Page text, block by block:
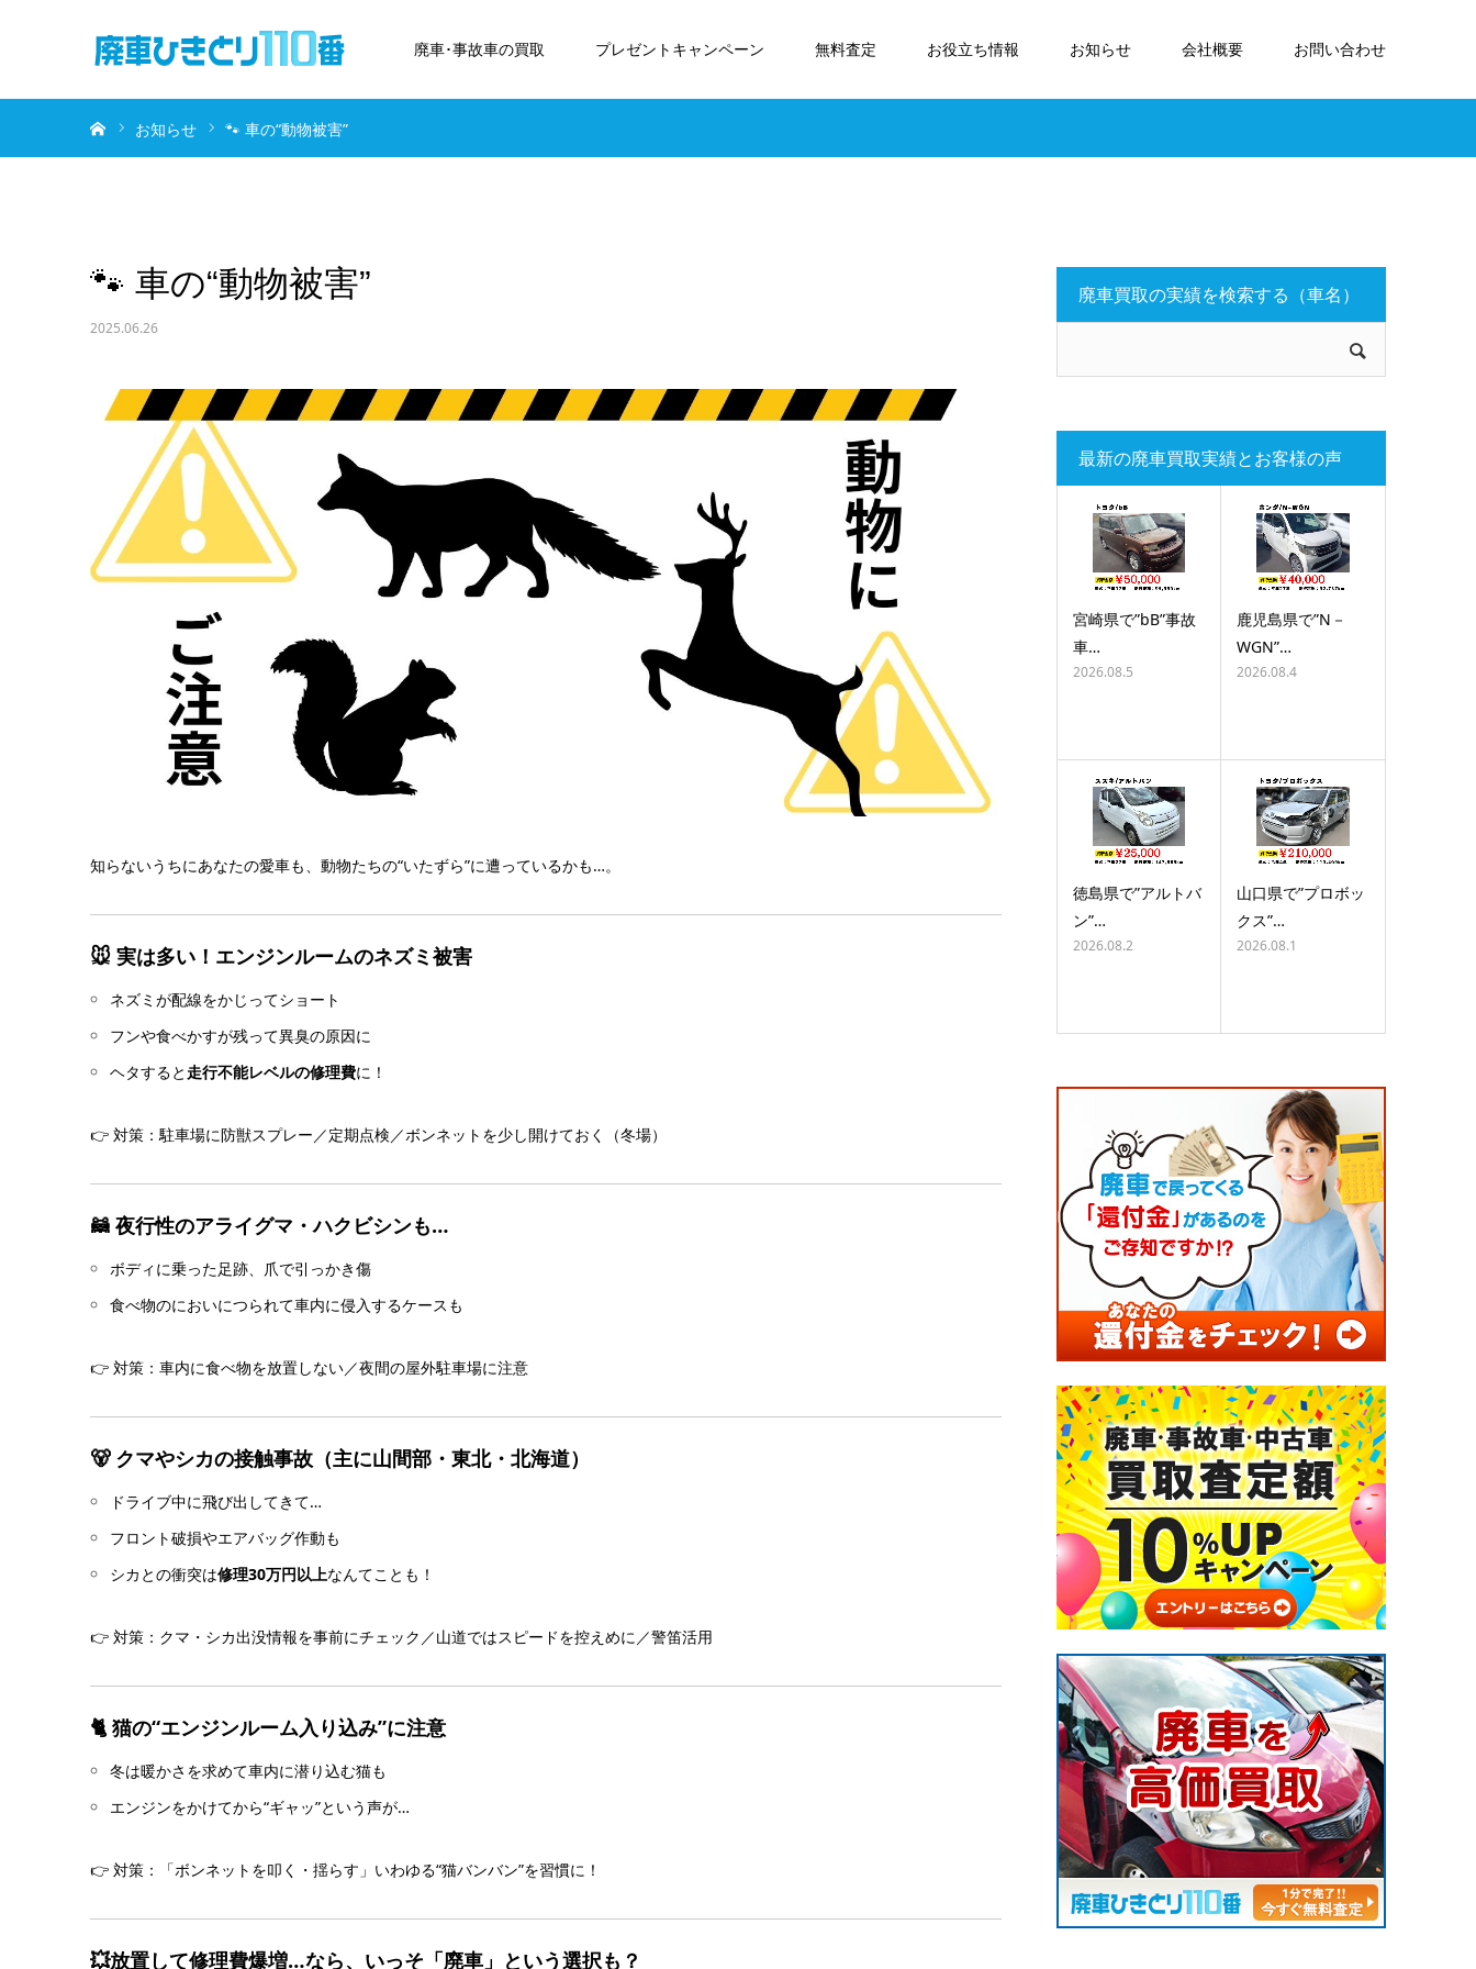
廃車･事故車の買取 プレゼントキャンペーン 無料査定 お役立ち情報 お知らせ 会社概要 お問い合わせ
お知らせ 🐾 車の“動物被害”
🐾 車の“動物被害”
2025.06.26
知らないうちにあなたの愛車も、動物たちの“いたずら”に遭っているかも…。
🐭 実は多い！エンジンルームのネズミ被害
ネズミが配線をかじってショート
フンや食べかすが残って異臭の原因に
ヘタすると 走行不能レベルの修理費に！
👉 対策：駐車場に防獣スプレー／定期点検／ボンネットを少し開けておく（冬場）
🦝 夜行性のアライグマ・ハクビシンも…
ボディに乗った足跡、爪で引っかき傷
食べ物のにおいにつられて車内に侵入するケースも
👉 対策：車内に食べ物を放置しない／夜間の屋外駐車場に注意
🐻 クマやシカの接触事故（主に山間部・東北・北海道）
ドライブ中に飛び出してきて…
フロント破損やエアバッグ作動も
シカとの衝突は修理30万円以上なんてことも！
👉 対策：クマ・シカ出没情報を事前にチェック／山道ではスピードを控えめに／警笛活用
🐈 猫の“エンジンルーム入り込み”に注意
冬は暖かさを求めて車内に潜り込む猫も
エンジンをかけてから“ギャッ”という声が…
👉 対策：「ボンネットを叩く・揺らす」いわゆる“猫バンバン”を習慣に！
💥放置して修理費爆増…なら、いっそ「廃車」という選択も？
廃車買取の実績を検索する（車名）
最新の廃車買取実績とお客様の声
宮崎県で”bB”事故
車…
2026.08.5
鹿児島県で”N－
WGN”…
2026.08.4
徳島県で”アルトバ
ン”…
2026.08.2
山口県で”プロボッ
クス”…
2026.08.1